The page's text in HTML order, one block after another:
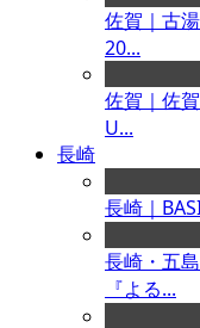
佐賀｜古
20...
佐賀｜佐
U...
長崎
長崎｜
長崎・五
『よる...